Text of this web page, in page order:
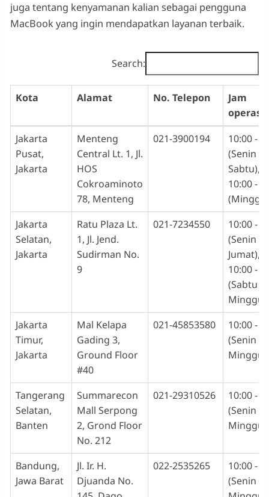
juga tentang kenyamanan kalian sebagai pengguna
MacBook yang ingin mendapatkan layanan terbaik.
Search:
Kota Alamat No. Telepon
Jam
Kota
Alamat No. Telepon
Jam
Jakarta
Pusat,
Jakarta
Menteng
Central Lt. 1, Jl.
HOS
Cokroaminoto
78, Menteng
021-3900194
10:00 -
(Senin -
Sabtu),
10:00 -
(Minggu)
Jakarta
Selatan,
Jakarta
Ratu Plaza Lt.
1, Jl. Jend.
Sudirman No.
9
021-7234550
10:00 -
(Senin -
Jumat),
10:00 -
(Sabtu -
Minggu)
Jakarta
Timur,
Jakarta
Mal Kelapa
Gading 3,
Ground Floor
#40
021-45853580
10:00 -
(Senin -
Minggu)
Tangerang
Selatan,
Banten
Summarecon
Mall Serpong
2, Grond Floor
No. 212
021-29310526
10:00 -
(Senin -
Minggu)
Bandung,
Jawa Barat
Jl. Ir. H.
Djuanda No.
022-2535265
10:00 -
(Senin -